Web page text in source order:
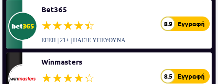
Bet365
☆☆☆☆☆
★★★★★ 8.9 Εγγραφή
ΕΕΕΠ | 21+ | ΠΑΙΞΕ ΥΠΕΥΘΥΝΑ
Winmasters
☆☆☆☆☆
★★★★★ 8.5 Εγγραφή